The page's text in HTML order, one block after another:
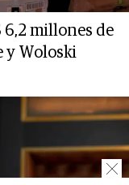
6,2 millones de
y Woloski